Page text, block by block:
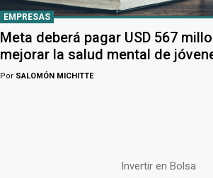
EMPRESAS
Meta deberá pagar USD 567
mejorar la salud mental de
Por SALOMÓN MICHITTE
Invertir en Bolsa